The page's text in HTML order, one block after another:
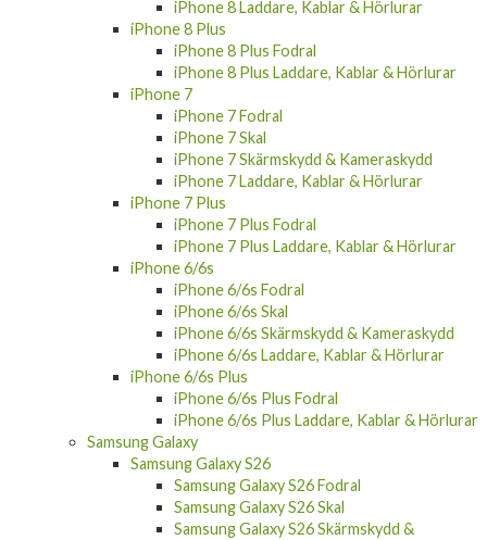
iPhone 8 Laddare, Kablar & Hörlurar
iPhone 8 Plus
iPhone 8 Plus Fodral
iPhone 8 Plus Laddare, Kablar & Hörlurar
iPhone 7
iPhone 7 Fodral
iPhone 7 Skal
iPhone 7 Skärmskydd & Kameraskydd
iPhone 7 Laddare, Kablar & Hörlurar
iPhone 7 Plus
iPhone 7 Plus Fodral
iPhone 7 Plus Laddare, Kablar & Hörlurar
iPhone 6/6s
iPhone 6/6s Fodral
iPhone 6/6s Skal
iPhone 6/6s Skärmskydd & Kameraskydd
iPhone 6/6s Laddare, Kablar & Hörlurar
iPhone 6/6s Plus
iPhone 6/6s Plus Fodral
iPhone 6/6s Plus Laddare, Kablar & Hörlurar
Samsung Galaxy
Samsung Galaxy S26
Samsung Galaxy S26 Fodral
Samsung Galaxy S26 Skal
Samsung Galaxy S26 Skärmskydd &